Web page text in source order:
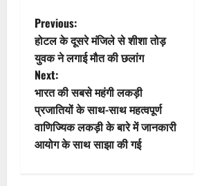
P
o
s
t
n
Previous:
होटल के दूसरे मंजिले से शीशा तोड़
युवक ने लगाई मौत की छलांग
Next:
भारत की सबसे महंगी लकड़ी
प्रजातियों के साथ-साथ महत्वपूर्ण
वाणिज्यिक लकड़ी के बारे में जानकारी
आयोग के साथ साझा की गई